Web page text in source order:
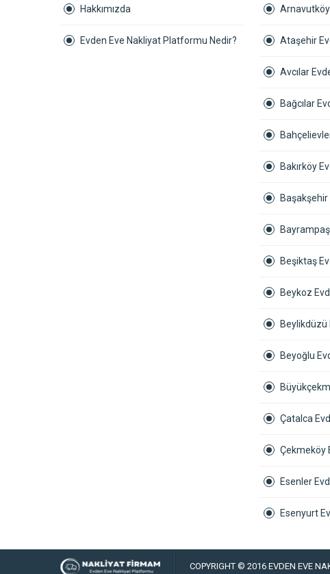
Hakkımızda
Evden Eve Nakliyat Platformu Nedir? Ataşehir
Avcılar
Bağcılar
Bakırköy
Beşiktaş
Beykoz
Beylikdüzü
Beyoğlu
Çatalca
Çekmeköy
Esenler
Esenyurt
COPYRIGHT © 2016 EVDEN EVE